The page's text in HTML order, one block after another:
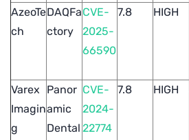
AzeoTe
ch
DAQFa
ctory
CVE-
2025-
66590
7.8 HIGH
Varex
Imagin
g
Panor
amic
Dental
CVE-
2024-
22774
7.8 HIGH